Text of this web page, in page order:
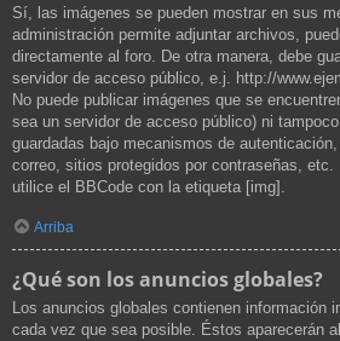
Sí, las imágenes se pueden mostrar en sus
administración permite adjuntar archivos,
directamente al foro. De otra manera, debe
servidor de acceso público, e.j. http://
No puede publicar imágenes que se
sea un servidor de acceso público) ni
guardadas bajo mecanismos de
correo, sitios protegidos por contraseñas, etc.
utilice el BBCode con la etiqueta [img].
Arriba
¿Qué son los anuncios globales?
Los anuncios globales contienen información
cada vez que sea posible. Éstos aparecerán